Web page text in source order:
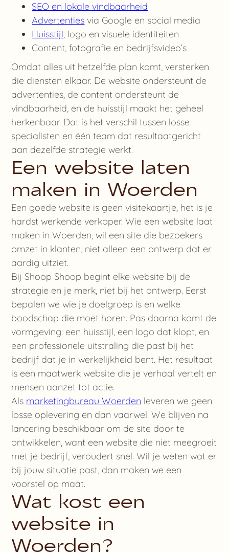
SEO en lokale vindbaarheid
Advertenties via Google en social media
Huisstijl, logo en visuele identiteiten
Content, fotografie en bedrijfsvideo’s
Omdat alles uit hetzelfde plan komt, versterken
die diensten elkaar. De website ondersteunt de
advertenties, de content ondersteunt de
vindbaarheid, en de huisstijl maakt het geheel
herkenbaar. Dat is het verschil tussen losse
specialisten en één team dat resultaatgericht
aan dezelfde strategie werkt.
Een website laten
maken in Woerden
Een goede website is geen visitekaartje, het is je
hardst werkende verkoper. Wie een website laat
maken in Woerden, wil een site die bezoekers
omzet in klanten, niet alleen een ontwerp dat er
aardig uitziet.
Bij Shoop Shoop begint elke website bij de
strategie en je merk, niet bij het ontwerp. Eerst
bepalen we wie je doelgroep is en welke
boodschap die moet horen. Pas daarna komt de
vormgeving: een huisstijl, een logo dat klopt, en
een professionele uitstraling die past bij het
bedrijf dat je in werkelijkheid bent. Het resultaat
is een maatwerk website die je verhaal vertelt en
mensen aanzet tot actie.
Als marketingbureau Woerden leveren we geen
losse oplevering en dan vaarwel. We blijven na
lancering beschikbaar om de site door te
ontwikkelen, want een website die niet meegroeit
met je bedrijf, veroudert snel. Wil je weten wat er
bij jouw situatie past, dan maken we een
voorstel op maat.
Wat kost een
website in
Woerden?